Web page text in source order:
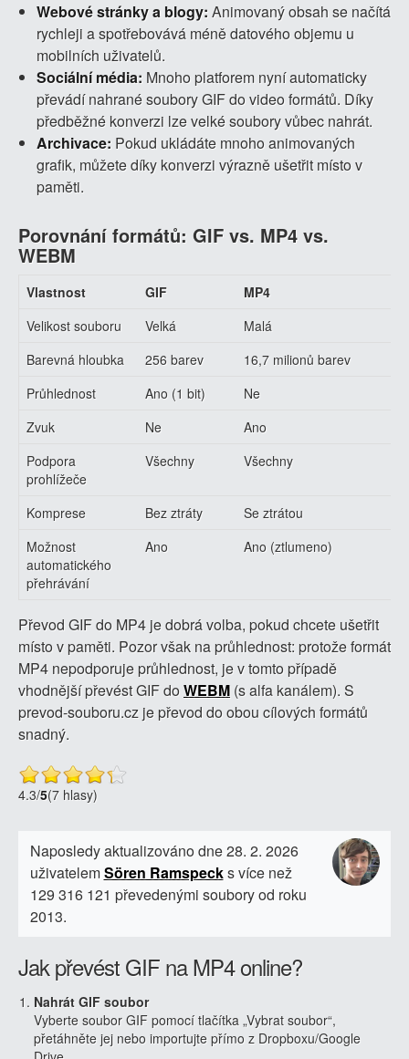
Webové stránky a blogy: Animovaný obsah se načítá
rychleji a spotřebovává méně datového objemu u
mobilních uživatelů.
Sociální média: Mnoho platforem nyní automaticky
převádí nahrané soubory GIF do video formátů. Díky
předběžné konverzi lze velké soubory vůbec nahrát.
Archivace: Pokud ukládáte mnoho animovaných
grafik, můžete díky konverzi výrazně ušetřit místo v
paměti.
Porovnání formátů: GIF vs. MP4 vs.
WEBM
Vlastnost GIF MP4
Velikost souboru
Velká Malá
Barevná hloubka
256 barev 16,7 milionů barev
Průhlednost
Ano (1 bit) Ne
Zvuk
Ne Ano
Podpora
prohlížeče
Všechny Všechny
Komprese Bez ztráty Se ztrátou
Možnost
automatického
přehrávání
Ano Ano (ztlumeno)
Převod GIF do MP4 je dobrá volba, pokud chcete ušetřit
místo v paměti. Pozor však na průhlednost: protože formát
MP4 nepodporuje průhlednost, je v tomto případě
vhodnější převést GIF doWEBM (s alfa kanálem). S
prevod-souboru.cz je převod do obou cílových formátů
snadný.
4.3/5(7 hlasy)
Naposledy aktualizováno dne 28. 2. 2026
uživatelemSören Ramspecks více než
129 316 121 převedenými soubory od roku
2013.
Jak převést GIF na MP4 online?
Nahrát GIF soubor
Vyberte soubor GIF pomocí tlačítka „Vybrat soubor“,
přetáhněte jej nebo importujte přímo z Dropboxu/Google